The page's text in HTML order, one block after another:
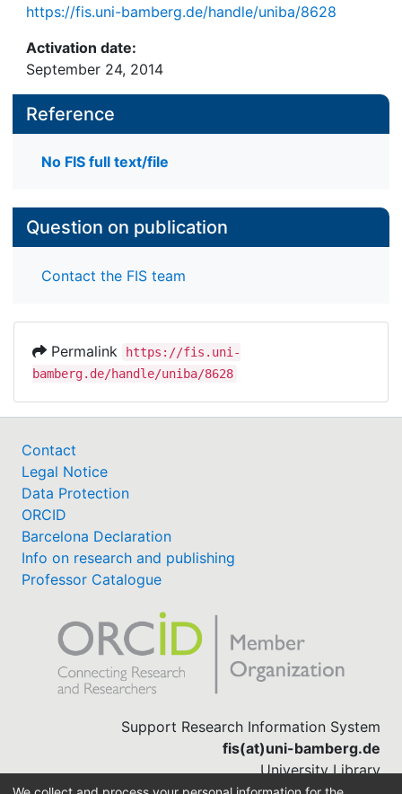
https://fis.uni-bamberg.de/handle/uniba/8628
Activation date:
September 24, 2014
Reference
No FIS full text/file
Question on publication
Contact the FIS team
Permalink
https://fis.uni-
bamberg.de/handle/uniba/8628
Contact
Legal Notice
Data Protection
ORCID
Barcelona Declaration
Info on research and publishing
Professor Catalogue
Support Research Information System
fis(at)uni-bamberg.de
University Library